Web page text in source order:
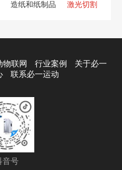
造纸和纸制品 激光切割
物联网 行业案例
关于必一
联系必一运动
音号